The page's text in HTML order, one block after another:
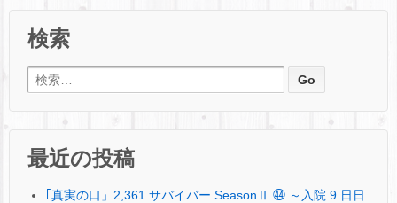
検索
検索:
最近の投稿
｢真実の口」2,361 サバイバー SeasonⅡ ㊹ ～入院 9 日日